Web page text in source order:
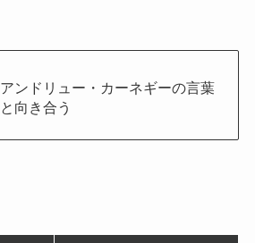
アンドリュー・カーネギーの言葉
と向き合う